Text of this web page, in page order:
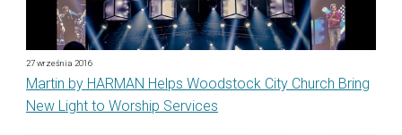
27 września 2016
Martin by HARMAN Helps Woodstock City Church Bring
New Light to Worship Services